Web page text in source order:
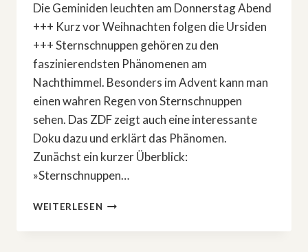
Die Geminiden leuchten am Donnerstag Abend
+++ Kurz vor Weihnachten folgen die Ursiden
+++ Sternschnuppen gehören zu den
faszinierendsten Phänomenen am
Nachthimmel. Besonders im Advent kann man
einen wahren Regen von Sternschnuppen
sehen. Das ZDF zeigt auch eine interessante
Doku dazu und erklärt das Phänomen.
Zunächst ein kurzer Überblick:
»Sternschnuppen…
WEITERLESEN »STERNSCHNUPPEN
ADVENT«